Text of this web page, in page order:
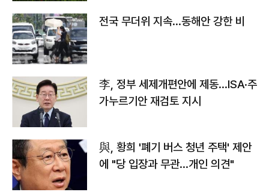
전국 무더위 지속…동해안 강한 비
李, 정부 세제개편안에 제동…ISA·주
가누르기안 재검토 지시
與, 황희 '폐기 버스 청년 주택' 제안
에 "당 입장과 무관…개인 의견"